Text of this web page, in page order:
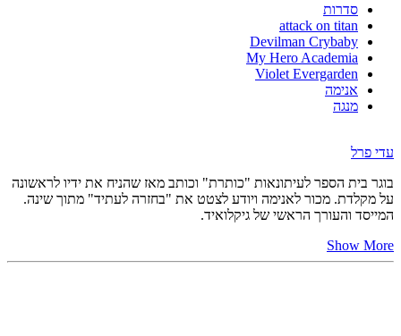
סדרות
attack on titan
Devilman Crybaby
My Hero Academia
Violet Evergarden
אנימה
מנגה
עדי פרל
בוגר בית הספר לעיתונאות "כותרת" וכותב מאז שהניח את ידיו לראשונה
על מקלדת. מכור לאנימה ויודע לצטט את "בחזרה לעתיד" מתוך שינה.
המייסד והעורך הראשי של גיקלואיד.
Show More